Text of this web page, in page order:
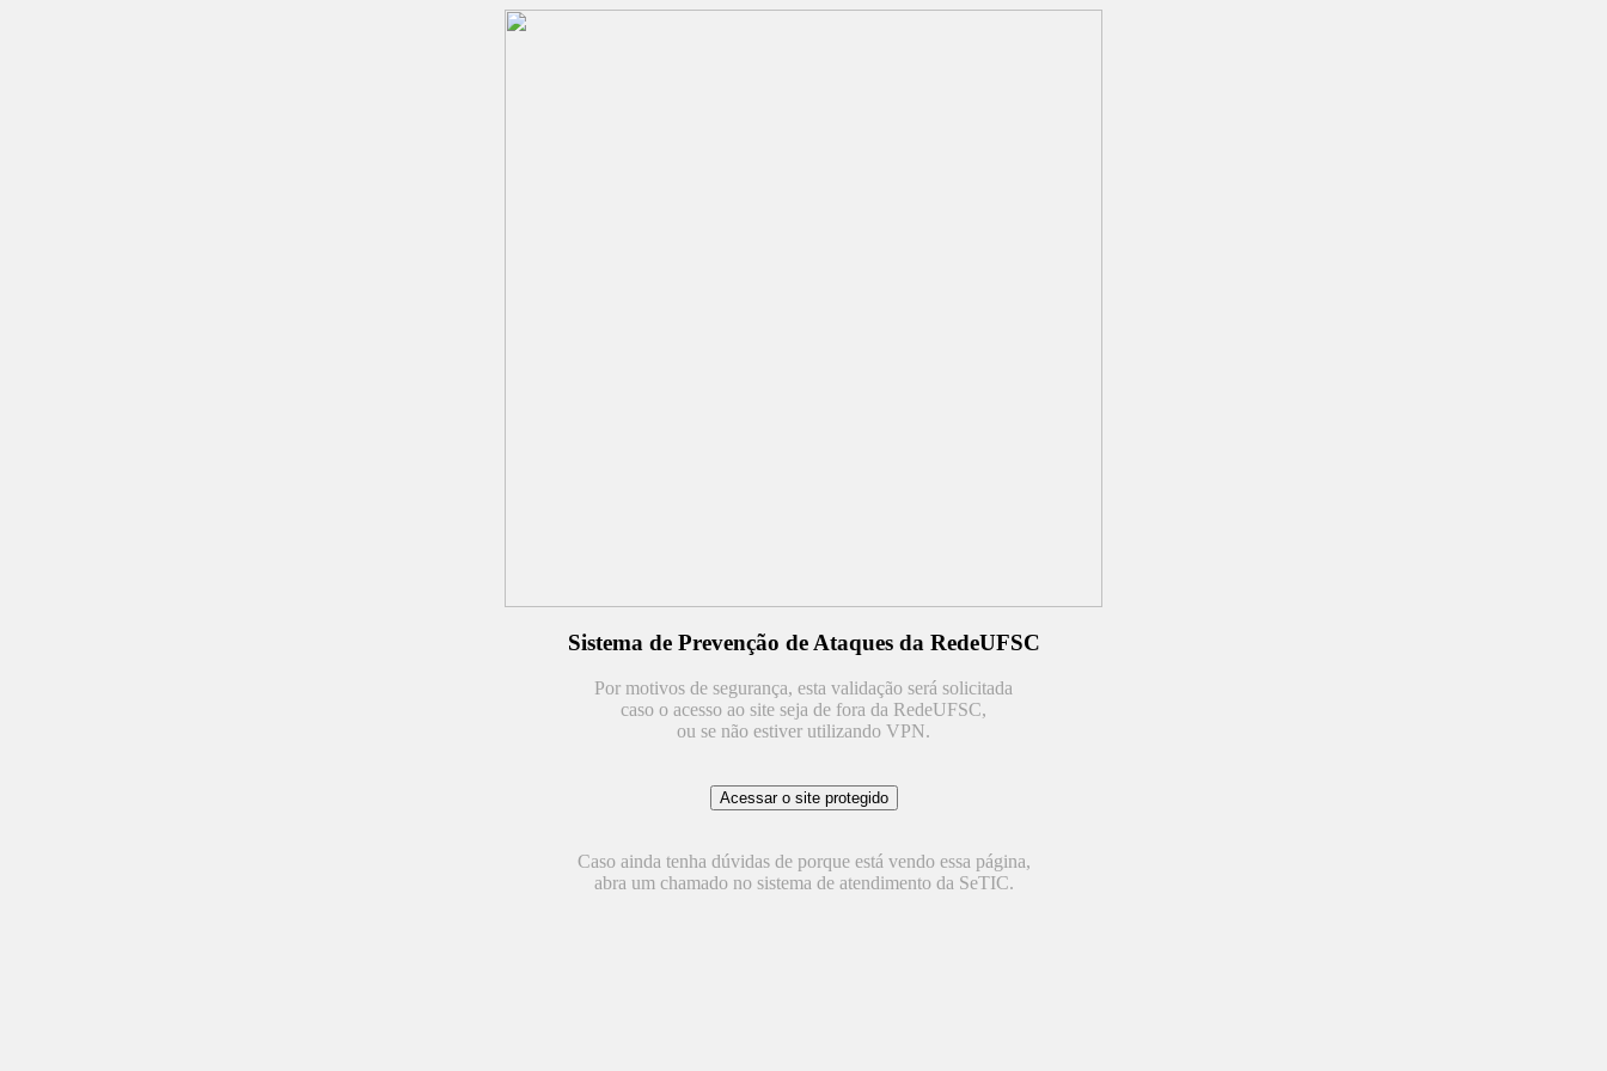
Sistema de Prevenção de Ataques da RedeUFSC
Por motivos de segurança, esta validação será solicitada
caso o acesso ao site seja de fora da RedeUFSC,
ou se não estiver utilizando VPN.
Caso ainda tenha dúvidas de porque está vendo essa página,
abra um chamado no sistema de atendimento da SeTIC.